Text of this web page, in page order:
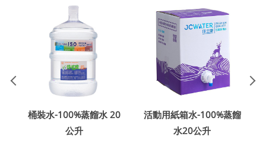
桶裝水-100%蒸餾水 20
公升
活動用紙箱水-100%蒸餾
水20公升